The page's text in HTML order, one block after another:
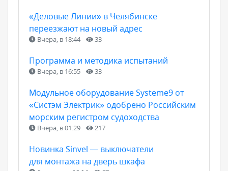
«Деловые Линии» в Челябинске
переезжают на новый адрес
Вчера, в 18:44 33
Программа и методика испытаний
Вчера, в 16:55 33
Модульное оборудование Systeme9 от
«Систэм Электрик» одобрено Российским
морским регистром судоходства
Вчера, в 01:29 217
Новинка Sinvel — выключатели
для монтажа на дверь шкафа